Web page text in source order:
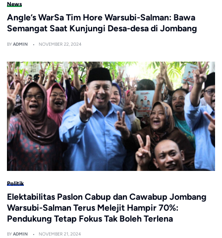
News
Angle’s WarSa Tim Hore Warsubi-Salman: Bawa
Semangat Saat Kunjungi Desa-desa di Jombang
BYADMIN NOVEMBER 22, 2024
Politik
Elektabilitas Paslon Cabup dan Cawabup Jombang
Warsubi-Salman Terus Melejit Hampir 70%:
Pendukung Tetap Fokus Tak Boleh Terlena
BYADMIN NOVEMBER 21, 2024